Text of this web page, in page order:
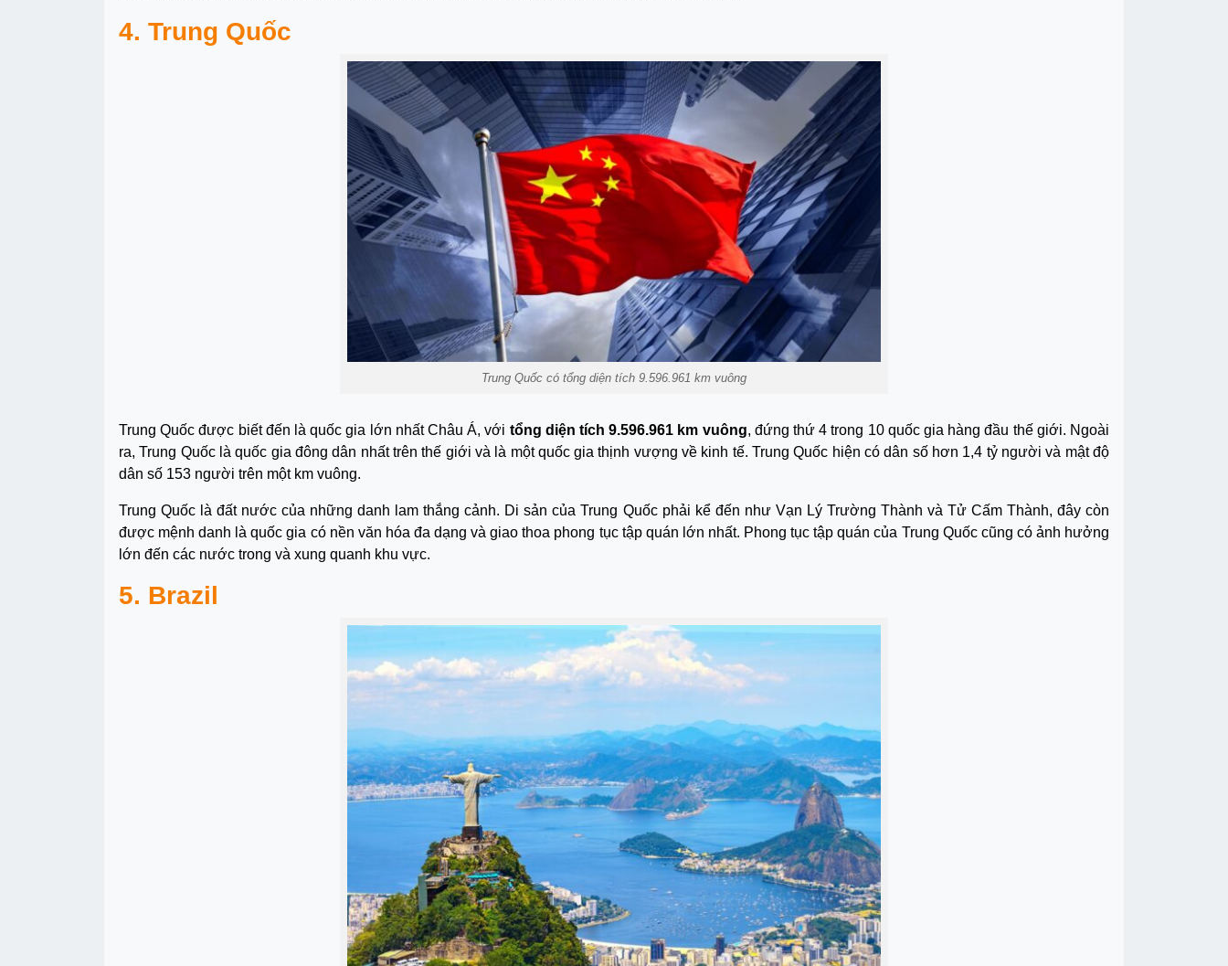
4. Trung Quốc
Trung Quốc có tổng diện tích 9.596.961 km vuông
Trung Quốc được biết đến là quốc gia lớn nhất Châu Á, với tổng diện tích 9.596.961 km vuông, đứng thứ 4 trong 10 quốc gia hàng đầu thế giới. Ngoài
ra, Trung Quốc là quốc gia đông dân nhất trên thế giới và là một quốc gia thịnh vượng về kinh tế. Trung Quốc hiện có dân số hơn 1,4 tỷ người và mật độ
dân số 153 người trên một km vuông.
Trung Quốc là đất nước của những danh lam thắng cảnh. Di sản của Trung Quốc phải kể đến như Vạn Lý Trường Thành và Tử Cấm Thành, đây còn
được mệnh danh là quốc gia có nền văn hóa đa dạng và giao thoa phong tục tập quán lớn nhất. Phong tục tập quán của Trung Quốc cũng có ảnh hưởng
lớn đến các nước trong và xung quanh khu vực.
5. Brazil